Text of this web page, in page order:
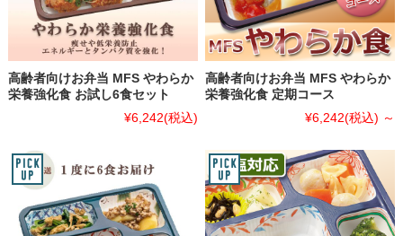
高齢者向けお弁当 MFS やわらか
栄養強化食 お試し6食セット
¥6,242(税込)
高齢者向けお弁当 MFS やわらか
栄養強化食 定期コース
¥6,242(税込) ～